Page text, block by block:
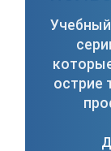
Учебный
острие